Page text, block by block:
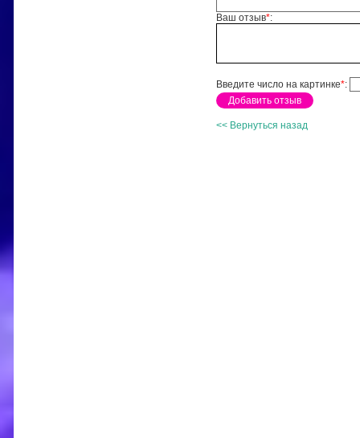
Ваш отзыв*:
Введите число на картинке*:
<< Вернуться назад